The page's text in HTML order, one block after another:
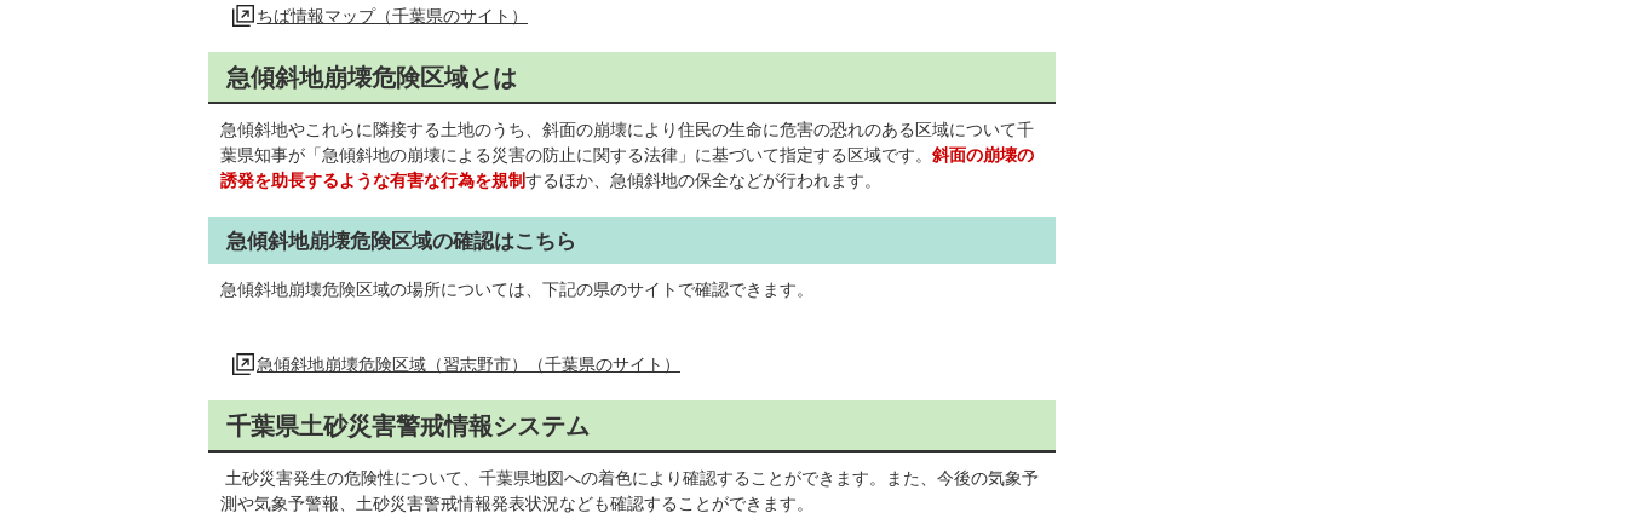
ちば情報マップ（千葉県のサイト）
急傾斜地崩壊危険区域とは
急傾斜地やこれらに隣接する土地のうち、斜面の崩壊により住民の生命に危害の恐れのある区域について千
葉県知事が「急傾斜地の崩壊による災害の防止に関する法律」に基づいて指定する区域です。 斜面の崩壊の
誘発を助長するような有害な行為を規制するほか、急傾斜地の保全などが行われます。
急傾斜地崩壊危険区域の確認はこちら
急傾斜地崩壊危険区域の場所については、下記の県のサイトで確認できます。
急傾斜地崩壊危険区域（習志野市）（千葉県のサイト）
千葉県土砂災害警戒情報システム
土砂災害発生の危険性について、千葉県地図への着色により確認することができます。また、今後の気象予
測や気象予警報、土砂災害警戒情報発表状況なども確認することができます。